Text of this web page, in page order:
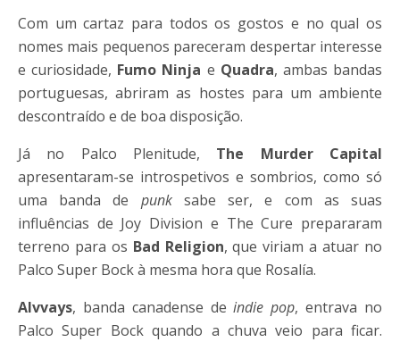
Com um cartaz para todos os gostos e no qual os
nomes mais pequenos pareceram despertar interesse
e curiosidade, Fumo Ninja e Quadra, ambas bandas
portuguesas, abriram as hostes para um ambiente
descontraído e de boa disposição.
Já no Palco Plenitude, The Murder Capital
apresentaram-se introspetivos e sombrios, como só
uma banda de punksabe ser, e com as suas
influências de Joy Division e The Cure prepararam
terreno para os Bad Religion, que viriam a atuar no
Palco Super Bock à mesma hora que Rosalía.
Alvvays, banda canadense deindie pop, entrava no
Palco Super Bock quando a chuva veio para ficar.